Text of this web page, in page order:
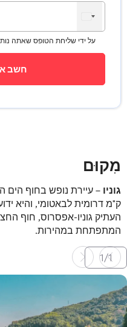
*על ידי שליחת הטופס שאתה
מִקוּם
גוניו
ק"מ דרומית לבאטומי, והיא
העתיק גוניו-אפסרוס, חוף
המתפתחת במהירות.
1
/
1